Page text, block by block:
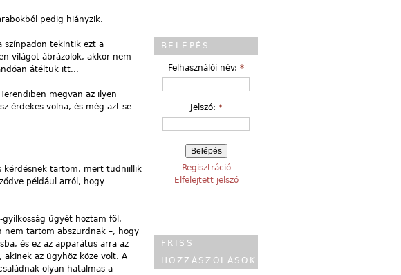
pedig hiányzik.
színpadon tekintik ezt a
világot ábrázolok, akkor nem
átéltük itt...
megvan az ilyen
érdekes volna, és még azt se
kérdésnek tartom, mert tudniillik
például arról, hogy
ügyét hoztam föl.
nem tartom abszurdnak –, hogy
és ez az apparátus arra az
az ügyhöz köze volt. A
olyan hatalmas a
BELÉPÉS
Felhasználói név: *
Jelszó: *
Regisztráció
Elfelejtett jelszó
FRISS
HOZZÁSZÓLÁSOK